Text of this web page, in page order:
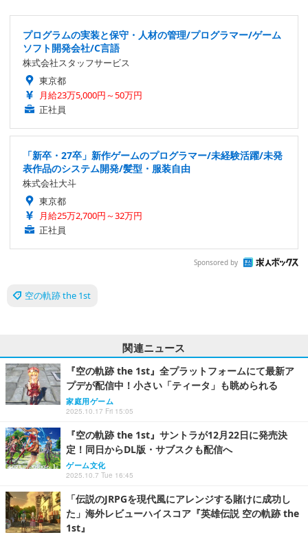
プログラムの実装と保守・人材の管理/プログラマー/ゲーム
ソフト開発会社/C言語
株式会社スタッフサービス
東京都
月給23万5,000円～50万円
正社員
「新卒・27卒」新作ゲームのプログラマー/未経験活躍/未発
表作品のシステム開発/髪型・服装自由
株式会社大斗
東京都
月給25万2,700円～32万円
正社員
Sponsored by
空の軌跡 the 1st
関連ニュース
『空の軌跡 the 1st』全プラットフォームにて最新ア
プデが配信中！小さい「ティータ」も眺められる
家庭用ゲーム
2025.10.17 Fri 15:05
『空の軌跡 the 1st』サントラが12月22日に発売決
定！同日からDL版・サブスクも配信へ
ゲーム文化
2025.10.7 Tue 16:45
「伝説のJRPGを現代風にアレンジする賭けに成功し
た」海外レビューハイスコア『英雄伝説 空の軌跡 the
1st』